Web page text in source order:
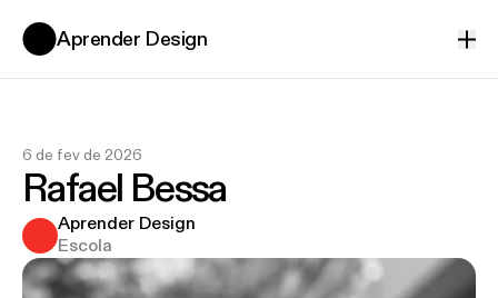
Aprender Design
6 de fev de 2026
Rafael Bessa
Aprender Design
Escola